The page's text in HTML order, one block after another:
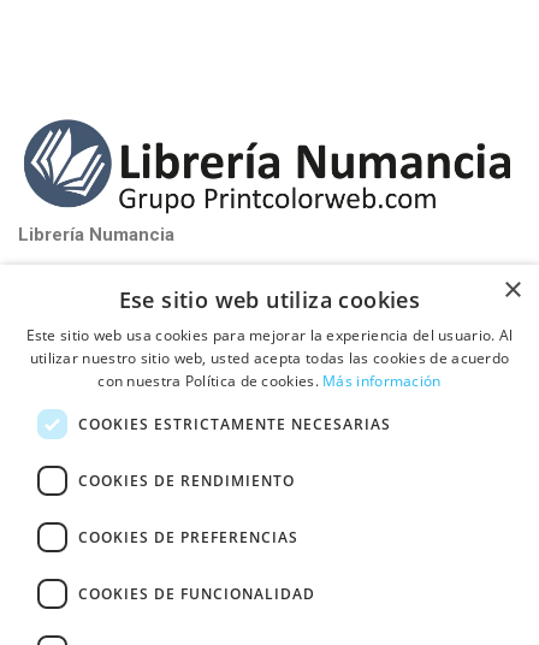
Librería Numancia
Tel: 93 580 81 32
scheduleDe Lunes a Viernes de 9:00h a 17:00h
PUBLICA TU LIBRO CON NOSOTROS
INFORMACIÓN
Fullcolor Printcolor S.L.
Vinyals, Nave 18 08130 - Santa Perpétua de Mogoda (Barcelona)
×
Ese sitio web utiliza cookies
Este sitio web usa cookies para mejorar la experiencia del usuario. Al
utilizar nuestro sitio web, usted acepta todas las cookies de acuerdo
con nuestra Política de cookies. Más información
COOKIES ESTRICTAMENTE NECESARIAS
COOKIES DE RENDIMIENTO
COOKIES DE PREFERENCIAS
COOKIES DE FUNCIONALIDAD